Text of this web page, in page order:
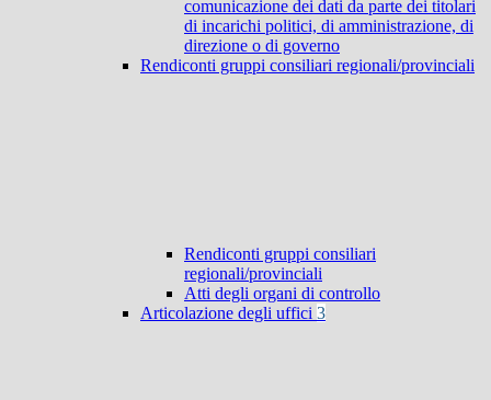
comunicazione dei dati da parte dei titolari
di incarichi politici, di amministrazione, di
direzione o di governo
Rendiconti gruppi consiliari regionali/provinciali
Rendiconti gruppi consiliari
regionali/provinciali
Atti degli organi di controllo
Articolazione degli uffici 3